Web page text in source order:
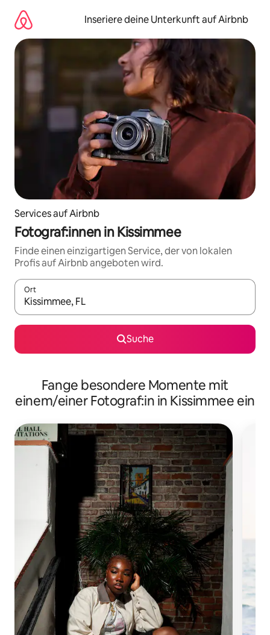
Inhalten
springen
Inseriere deine Unterkunft auf Airbnb
Services auf Airbnb
Fotograf:innen in Kissimmee
Finde einen einzigartigen Service, der von lokalen
Profis auf Airbnb angeboten wird.
Ort
Wenn Ergebnisse verfügbar sind, navigiere mit den
Suche
Fange besondere Momente mit
einem/einer Fotograf:in in Kissimmee ein